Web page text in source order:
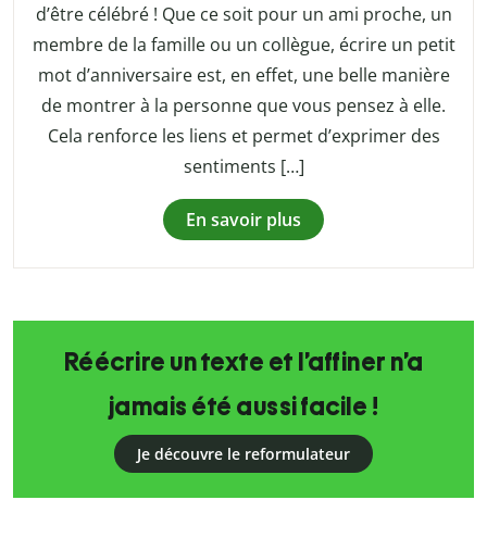
d’être célébré ! Que ce soit pour un ami proche, un
membre de la famille ou un collègue, écrire un petit
mot d’anniversaire est, en effet, une belle manière
de montrer à la personne que vous pensez à elle.
Cela renforce les liens et permet d’exprimer des
sentiments […]
En savoir plus
Réécrire un texte et l’affiner n’a
jamais été aussi facile !
Je découvre le reformulateur